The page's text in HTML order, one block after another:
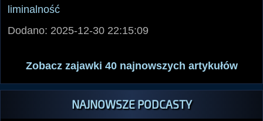
NAJNOWSZE PODCASTY
liminalność
Dodano: 2025-12-30 22:15:09
Zobacz zajawki 40 najnowszych artykułów